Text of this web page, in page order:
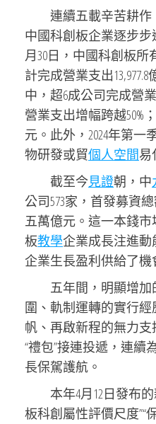
連續五載辛苦耕作
中國科創板企業逐步步
月30日，中國科創板所
計完成營業支出
中，超6成公司完成營
營業支出增幅跨越50%
元。此外，2024年第一
物研發或貿個人空間易
截至今見證朝，中
公司573家，首發募資
五萬億元。這一本錢
板教學企業成長注進
企業生長盈利供給了機
五年間，明顯增加
圍、軌制運轉的實行
帆、再啟新程的無力
“禮包”接連投遞，連續
長保駕護航。
本年4月12日發布
板科創屬性評價尺度”“